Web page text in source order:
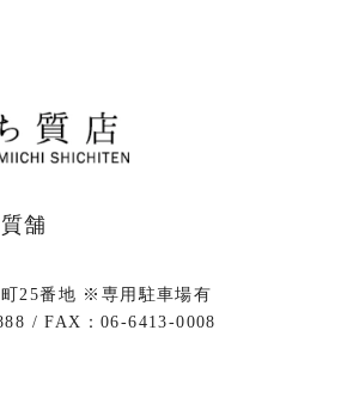
舗
25番地 ※専用駐車場有
/ FAX：06-6413-0008